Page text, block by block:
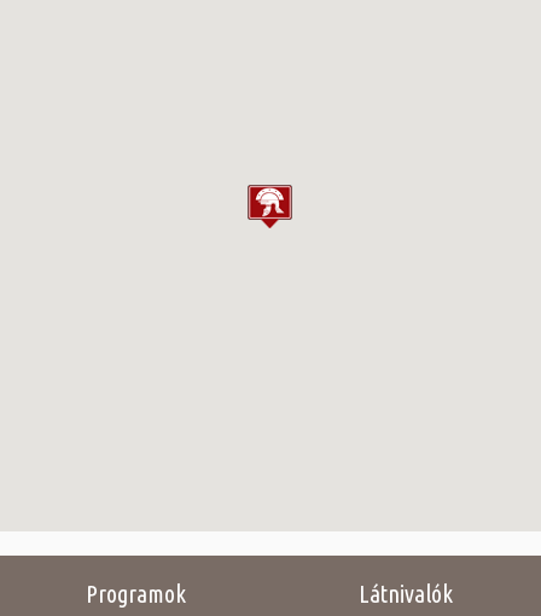
Programok Látnivalók